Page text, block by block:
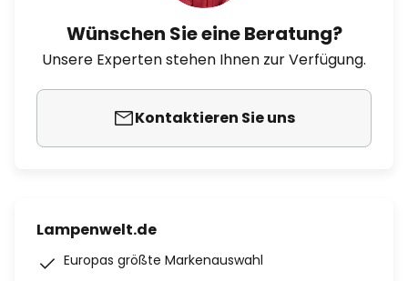
Wünschen Sie eine Beratung?
Unsere Experten stehen Ihnen zur Verfügung.
Kontaktieren Sie uns
Lampenwelt.de
Europas größte Markenauswahl